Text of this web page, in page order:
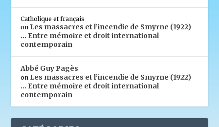
Catholique et français
on Les massacres et l’incendie de Smyrne (1922)
… Entre mémoire et droit international
contemporain
Abbé Guy Pagès
on Les massacres et l’incendie de Smyrne (1922)
… Entre mémoire et droit international
contemporain